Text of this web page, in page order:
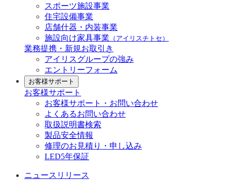
スポーツ施設事業
住宅設備事業
店舗什器・内装事業
施設向け家具事業 （アイリスチトセ）
業務提携・新規お取引き
アイリスグループの強み
エントリーフォーム
お客様サポート
お客様サポート
お客様サポート・お問い合わせ
よくあるお問い合わせ
取扱説明書検索
製品安全情報
修理のお見積り・申し込み
LED5年保証
ニュースリリース